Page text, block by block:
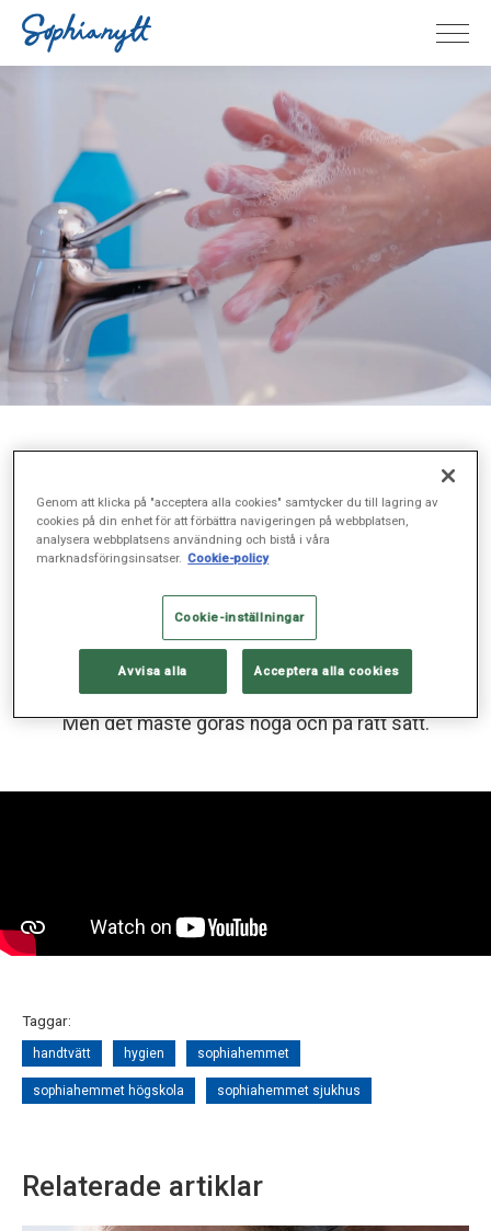
Sjukvård, råd och hälsa
Handtvätt på rätt sätt
Att tvätta händerna är viktigt för att undvika smitta.
Men det måste göras noga och på rätt sätt.
Taggar:
handtvätt hygien sophiahemmet
sophiahemmet högskola sophiahemmet sjukhus
Relaterade artiklar
Genom att klicka på "acceptera alla cookies" samtycker du till lagring av
cookies på din enhet för att förbättra navigeringen på webbplatsen,
analysera webbplatsens användning och bistå i våra
marknadsföringsinsatser. Cookie-policy
Cookie-inställningar
Avvisa alla Acceptera alla cookies